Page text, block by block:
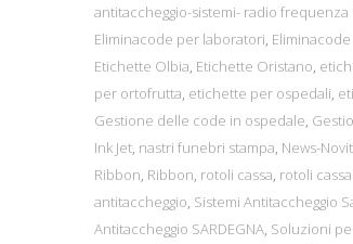
antitaccheggio-sistemi- radio frequenza
Eliminacode per laboratori,
Etichette Olbia, Etichette Oristano,
per ortofrutta, etichette per ospedali,
Gestione delle code in ospedale,
Ink Jet, nastri funebri stampa, News-
Ribbon, Ribbon, rotoli cassa, rotoli
antitaccheggio, Sistemi Antitaccheggio
Antitaccheggio SARDEGNA, Soluzioni